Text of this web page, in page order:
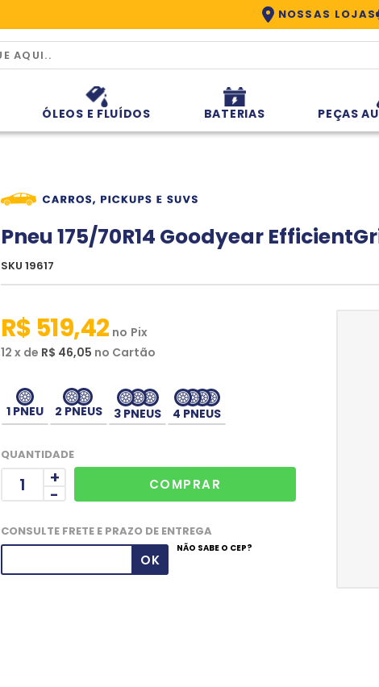
NOSSAS LOJAS
ÓLEOS E FLUÍDOS BATERIAS PEÇAS
Pneu 175/70R14 Goodyear
SKU 19617
R$ 519,42 no Pix
12 x de R$ 46,05 no Cartão
1 PNEU 2 PNEUS 3 PNEUS 4 PNEUS
QUANTIDADE
+
-
CONSULTE FRETE E PRAZO DE ENTREGA
NÃO SABE O CEP?